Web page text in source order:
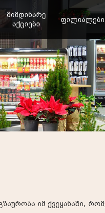
მიმდინარე
აქციები
ფილიალები
იმ ქვეყანაში,